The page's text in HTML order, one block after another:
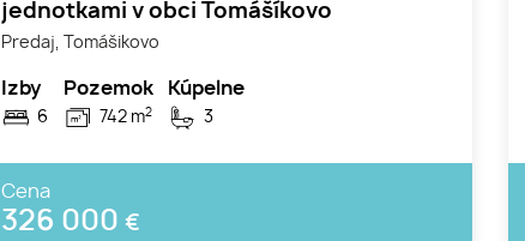
jednotkami v obci Tomášíkovo
Predaj, Tomášikovo
Izby
6
Pozemok
742 m2
Kúpelne
3
Cena
326 000 €